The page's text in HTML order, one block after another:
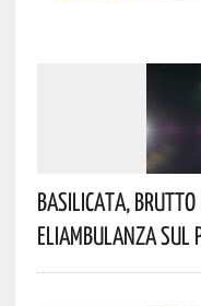
Basilicata, Brutto
Eliambulanza Sul